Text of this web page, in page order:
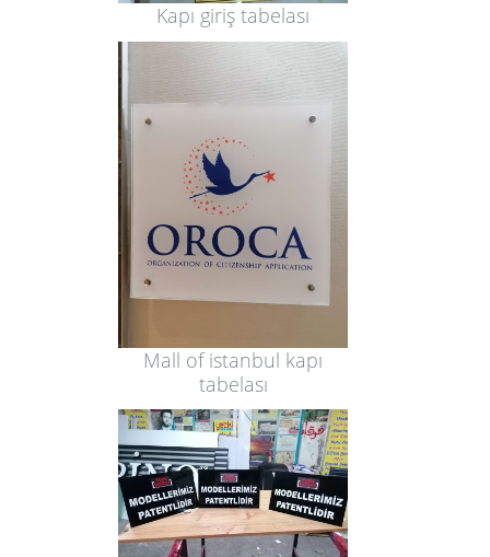
Kapı giriş tabelası
Mall of istanbul kapı
tabelası